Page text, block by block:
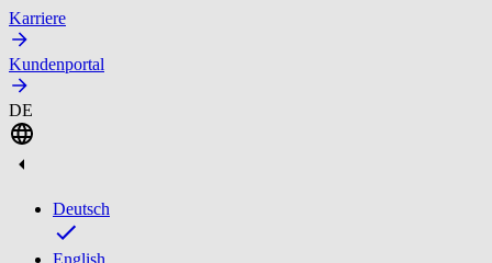
Karriere
Kundenportal
DE
Deutsch
English